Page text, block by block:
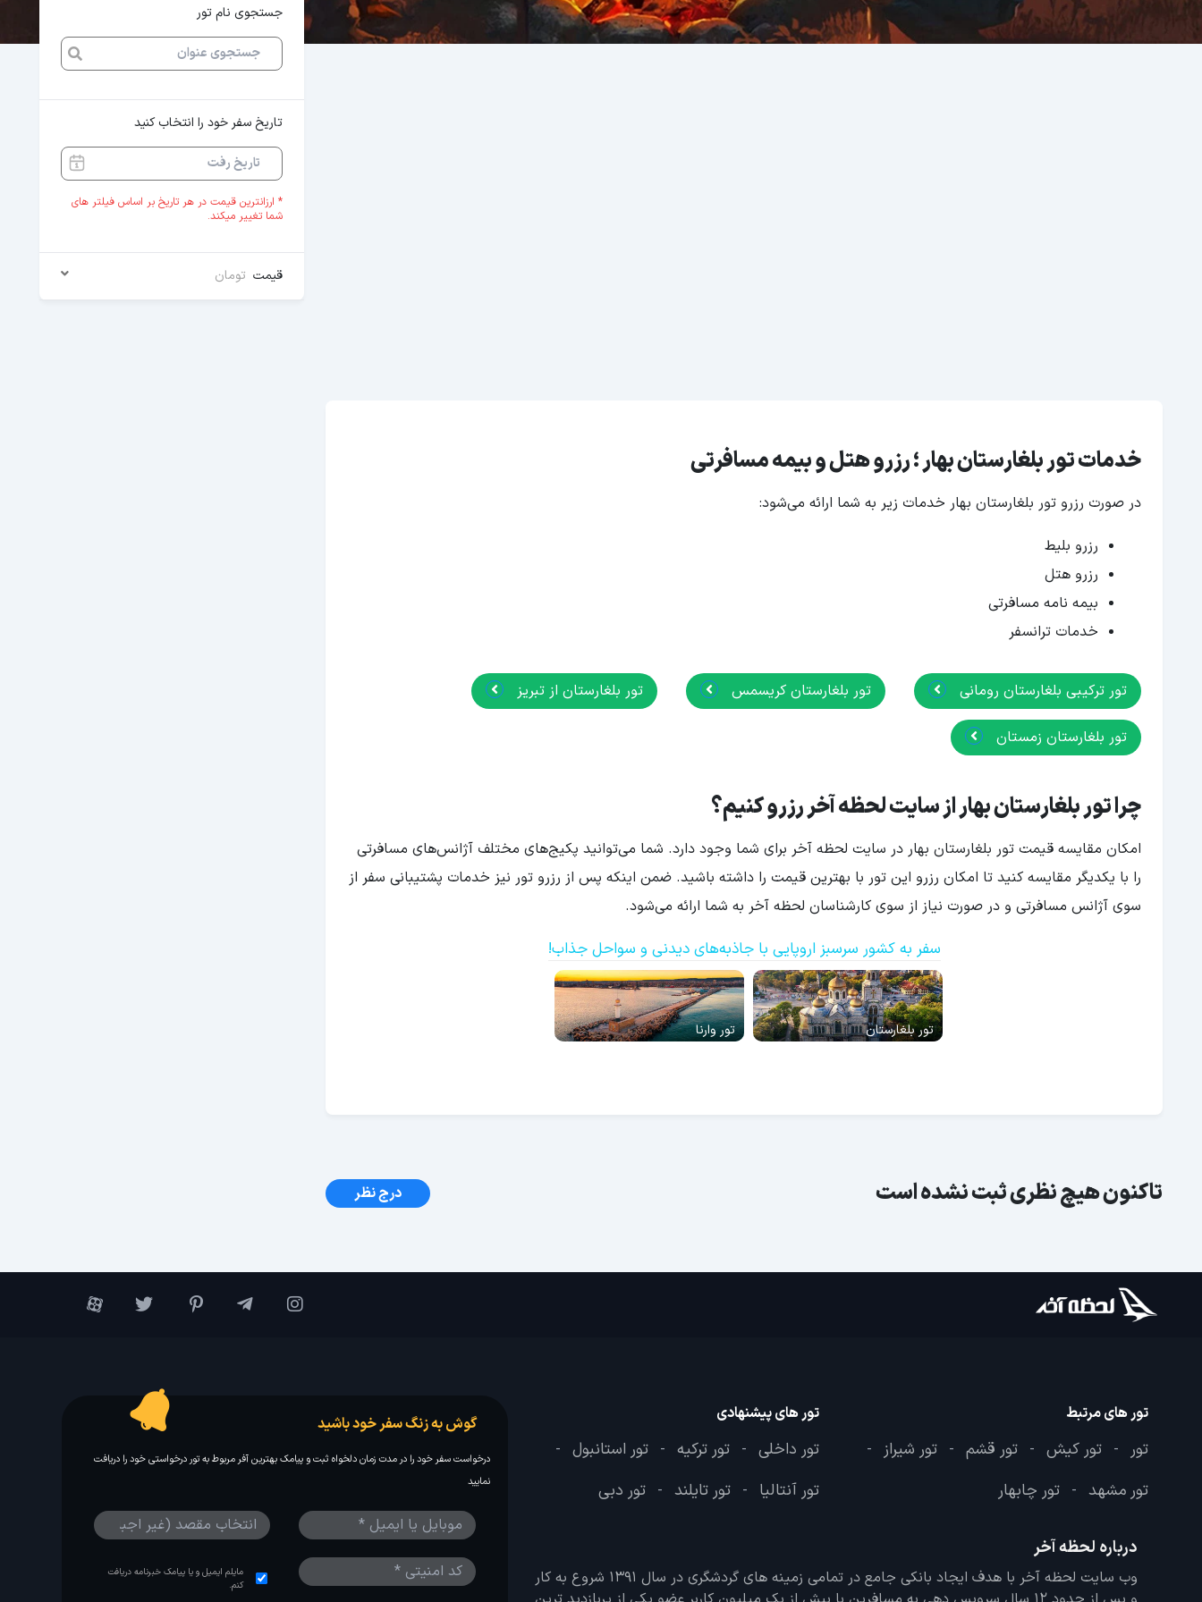
جستجوی نام تور
تاریخ سفر خود را انتخاب کنید
* ارزانترین قیمت در هر تاریخ بر اساس فیلتر های
شما تغییر میکند.
قیمت تومان
خدمات تور بلغارستان بهار ؛ رزرو هتل و بیمه مسافرتی
در صورت رزرو تور بلغارستان بهار خدمات زیر به شما ارائه می‌شود:
رزرو بلیط
رزرو هتل
بیمه نامه مسافرتی
خدمات ترانسفر
تور ترکیبی بلغارستان رومانی تور بلغارستان کریسمس تور بلغارستان از تبریز
تور بلغارستان زمستان
چرا تور بلغارستان بهار از سایت لحظه آخر رزرو کنیم؟
امکان مقایسه قیمت تور بلغارستان بهار در سایت لحظه آخر برای شما وجود دارد. شما می‌توانید پکیج‌های مختلف آژانس‌های مسافرتی
را با یکدیگر مقایسه کنید تا امکان رزرو این تور با بهترین قیمت را داشته باشید. ضمن اینکه پس از رزرو تور نیز خدمات پشتیبانی سفر از
سوی آژانس مسافرتی و در صورت نیاز از سوی کارشناسان لحظه آخر به شما ارائه می‌شود.
سفر به کشور سرسبز اروپایی با جاذبه‌های دیدنی و سواحل جذاب!
تور بلغارستان تور وارنا
تاکنون هیچ نظری ثبت نشده است درج نظر
تور های مرتبط
تور - تور کیش - تور قشم - تور شیراز -
تور مشهد - تور چابهار
تور های پیشنهادی
تور داخلی - تور ترکیه - تور استانبول -
تور آنتالیا - تور تایلند - تور دبی
درباره لحظه آخر
وب سایت لحظه آخر با هدف ایجاد بانکی جامع در تمامی زمینه های گردشگری در سال 1391 شروع به کار
گوش به زنگ سفر خود باشید
درخواست سفر خود را در مدت زمان دلخواه ثبت و پیامک بهترین آفر مربوط به تور درخواستی خود را دریافت
نمایید
مایلم ایمیل و یا پیامک خبرنامه دریافت
کنم.